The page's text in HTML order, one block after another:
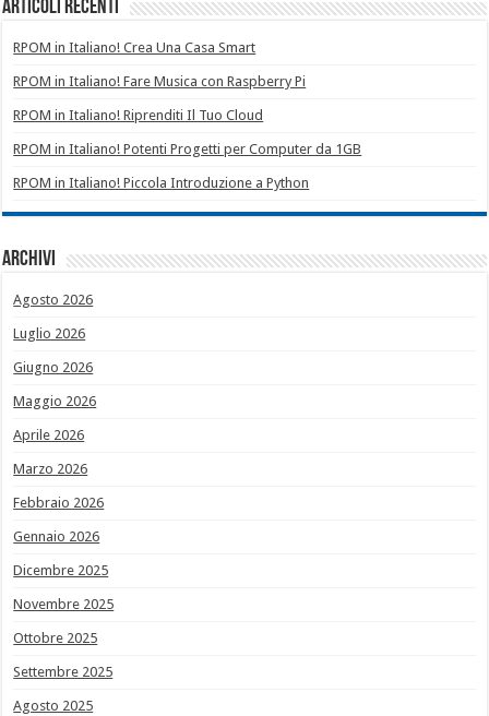
Articoli recenti
RPOM in Italiano! Crea Una Casa Smart
RPOM in Italiano! Fare Musica con Raspberry Pi
RPOM in Italiano! Riprenditi Il Tuo Cloud
RPOM in Italiano! Potenti Progetti per Computer da 1GB
RPOM in Italiano! Piccola Introduzione a Python
Archivi
Agosto 2026
Luglio 2026
Giugno 2026
Maggio 2026
Aprile 2026
Marzo 2026
Febbraio 2026
Gennaio 2026
Dicembre 2025
Novembre 2025
Ottobre 2025
Settembre 2025
Agosto 2025